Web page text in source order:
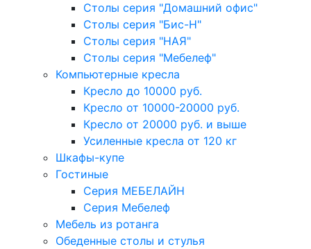
Столы серия "Домашний офис"
Столы серия "Бис-Н"
Столы серия "НАЯ"
Столы серия "Мебелеф"
Компьютерные кресла
Кресло до 10000 руб.
Кресло от 10000-20000 руб.
Кресло от 20000 руб. и выше
Усиленные кресла от 120 кг
Шкафы-купе
Гостиные
Серия МЕБЕЛАЙН
Серия Мебелеф
Мебель из ротанга
Обеденные столы и стулья